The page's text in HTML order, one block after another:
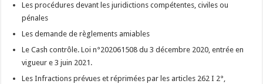
Les procédures devant les juridictions compétentes, civiles ou
pénales
Les demande de règlements amiables
Le Cash contrôle. Loi n°202061508 du 3 décembre 2020, entrée en
vigueur e 3 juin 2021.
Les Infractions prévues et réprimées par les articles 262 I 2°,